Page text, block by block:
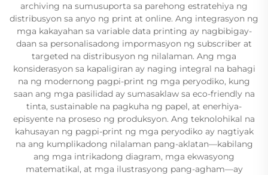
archiving na sumusuporta sa parehong estratehiya ng
distribusyon sa anyo ng print at online. Ang integrasyon ng
mga kakayahan sa variable data printing ay nagbibigay-
daan sa personalisadong impormasyon ng subscriber at
targeted na distribusyon ng nilalaman. Ang mga
konsiderasyon sa kapaligiran ay naging integral na bahagi
na ng modernong pagpi-print ng mga peryodiko, kung
saan ang mga pasilidad ay sumasaklaw sa eco-friendly na
tinta, sustainable na pagkuha ng papel, at enerhiya-
episyente na proseso ng produksyon. Ang teknolohikal na
kahusayan ng pagpi-print ng mga peryodiko ay nagtiyak
na ang kumplikadong nilalaman pang-aklatan—kabilang
ang mga intrikadong diagram, mga ekwasyong
matematikal, at mga ilustrasyong pang-agham—ay